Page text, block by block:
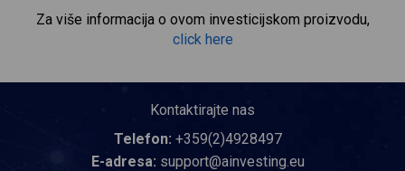
Za više informacija o ovom investicijskom proizvodu,
click here
Kontaktirajte nas
Telefon: +359(2)4928497
E-adresa: support@ainvesting.eu